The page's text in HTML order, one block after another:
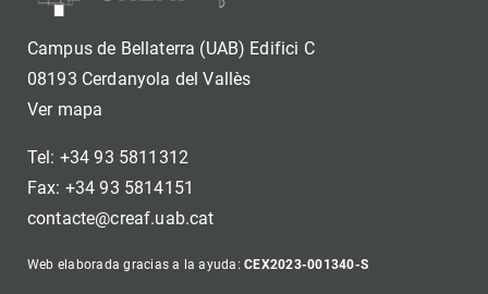
Campus de Bellaterra (UAB) Edifici C
08193 Cerdanyola del Vallès
Ver mapa
Tel: +34 93 5811312
Fax: +34 93 5814151
contacte@creaf.uab.cat
Web elaborada gracias a la ayuda:CEX2023-001340-S